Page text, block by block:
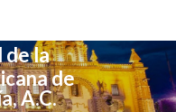
de la
de
A.C.